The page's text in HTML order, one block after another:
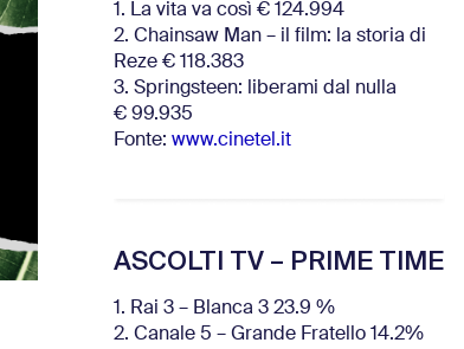
1. La vita va così € 124.994
2. Chainsaw Man – il film: la storia di
Reze € 118.383
3. Springsteen: liberami dal nulla
€ 99.935
Fonte: www.cinetel.it
ASCOLTI TV – PRIME TIME
1. Rai 3 – Blanca 3 23.9 %
2. Canale 5 – Grande Fratello 14.2%